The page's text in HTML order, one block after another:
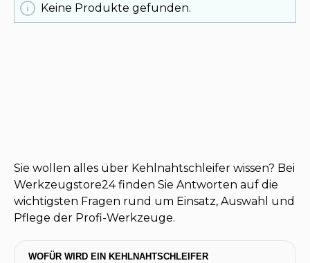
Keine Produkte gefunden.
Sie wollen alles über Kehlnahtschleifer wissen? Bei
Werkzeugstore24 finden Sie Antworten auf die
wichtigsten Fragen rund um Einsatz, Auswahl und
Pflege der Profi-Werkzeuge.
WOFÜR WIRD EIN KEHLNAHTSCHLEIFER